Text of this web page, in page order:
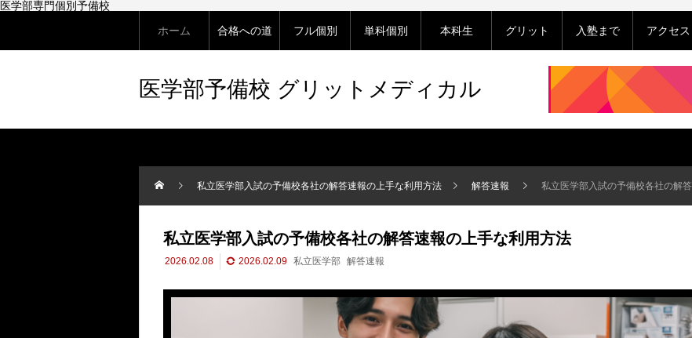
医学部専門個別予備校
ホーム
合格への道 フル個別 単科個別 本科生 グリット 入塾まで アクセス
医学部予備校 グリットメディカル
私立医学部入試の予備校各社の解答速報の上手な利用方法 解答速報 私立医学部入試の予備校各社の解答速報の上手な利用方法
私立医学部入試の予備校各社の解答速報の上手な利用方法
2026.02.08 2026.02.09 私立医学部 解答速報